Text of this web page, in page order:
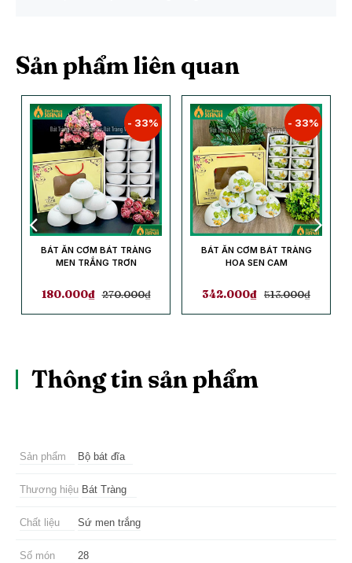
Sản phẩm liên quan
- 33%
BÁT ĂN CƠM BÁT TRÀNG
MEN TRẮNG TRƠN
180.000₫ 270.000₫
- 33%
BÁT ĂN CƠM BÁT TRÀNG
HOA SEN CAM
342.000₫ 513.000₫
Thông tin sản phẩm
Sản phẩm Bộ bát đĩa
Thương hiệu Bát Tràng
Chất liệu Sứ men trắng
Số món 28